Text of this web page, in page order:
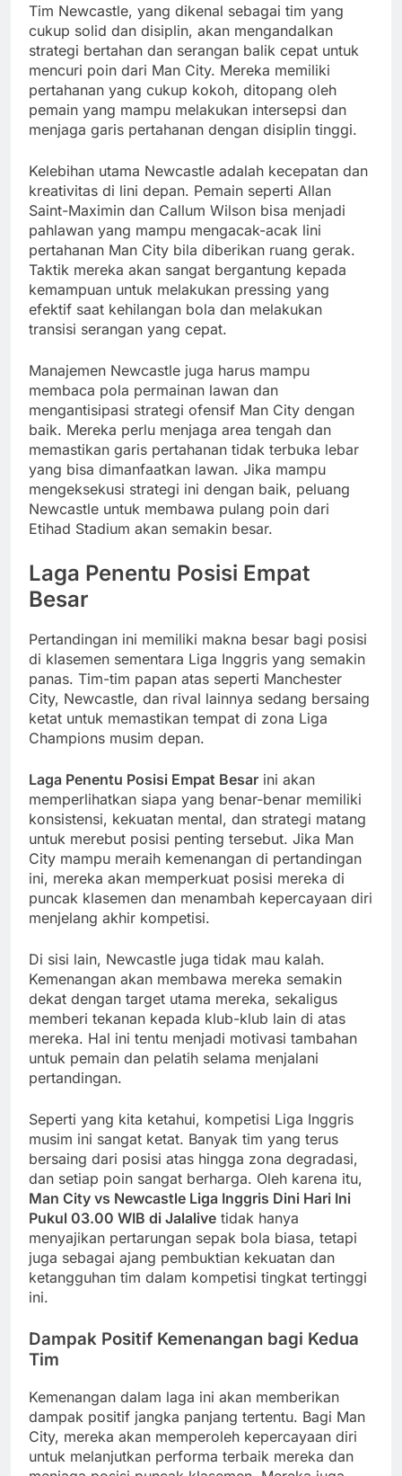
Tim Newcastle, yang dikenal sebagai tim yang
cukup solid dan disiplin, akan mengandalkan
strategi bertahan dan serangan balik cepat untuk
mencuri poin dari Man City. Mereka memiliki
pertahanan yang cukup kokoh, ditopang oleh
pemain yang mampu melakukan intersepsi dan
menjaga garis pertahanan dengan disiplin tinggi.
Kelebihan utama Newcastle adalah kecepatan dan
kreativitas di lini depan. Pemain seperti Allan
Saint-Maximin dan Callum Wilson bisa menjadi
pahlawan yang mampu mengacak-acak lini
pertahanan Man City bila diberikan ruang gerak.
Taktik mereka akan sangat bergantung kepada
kemampuan untuk melakukan pressing yang
efektif saat kehilangan bola dan melakukan
transisi serangan yang cepat.
Manajemen Newcastle juga harus mampu
membaca pola permainan lawan dan
mengantisipasi strategi ofensif Man City dengan
baik. Mereka perlu menjaga area tengah dan
memastikan garis pertahanan tidak terbuka lebar
yang bisa dimanfaatkan lawan. Jika mampu
mengeksekusi strategi ini dengan baik, peluang
Newcastle untuk membawa pulang poin dari
Etihad Stadium akan semakin besar.
Laga Penentu Posisi Empat
Besar
Pertandingan ini memiliki makna besar bagi posisi
di klasemen sementara Liga Inggris yang semakin
panas. Tim-tim papan atas seperti Manchester
City, Newcastle, dan rival lainnya sedang bersaing
ketat untuk memastikan tempat di zona Liga
Champions musim depan.
Laga Penentu Posisi Empat Besar ini akan
memperlihatkan siapa yang benar-benar memiliki
konsistensi, kekuatan mental, dan strategi matang
untuk merebut posisi penting tersebut. Jika Man
City mampu meraih kemenangan di pertandingan
ini, mereka akan memperkuat posisi mereka di
puncak klasemen dan menambah kepercayaan diri
menjelang akhir kompetisi.
Di sisi lain, Newcastle juga tidak mau kalah.
Kemenangan akan membawa mereka semakin
dekat dengan target utama mereka, sekaligus
memberi tekanan kepada klub-klub lain di atas
mereka. Hal ini tentu menjadi motivasi tambahan
untuk pemain dan pelatih selama menjalani
pertandingan.
Seperti yang kita ketahui, kompetisi Liga Inggris
musim ini sangat ketat. Banyak tim yang terus
bersaing dari posisi atas hingga zona degradasi,
dan setiap poin sangat berharga. Oleh karena itu,
Man City vs Newcastle Liga Inggris Dini Hari Ini
Pukul 03.00 WIB di Jalalive tidak hanya
menyajikan pertarungan sepak bola biasa, tetapi
juga sebagai ajang pembuktian kekuatan dan
ketangguhan tim dalam kompetisi tingkat tertinggi
ini.
Dampak Positif Kemenangan bagi Kedua
Tim
Kemenangan dalam laga ini akan memberikan
dampak positif jangka panjang tertentu. Bagi Man
City, mereka akan memperoleh kepercayaan diri
untuk melanjutkan performa terbaik mereka dan